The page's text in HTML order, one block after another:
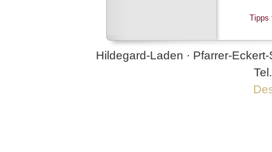
Tipps
Hildegard-Laden · Pfarrer-